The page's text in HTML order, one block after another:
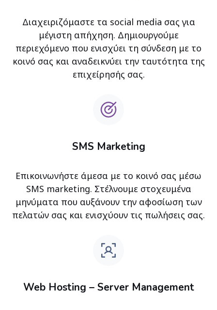
Διαχειριζόμαστε τα social media σας για
μέγιστη απήχηση. Δημιουργούμε
περιεχόμενο που ενισχύει τη σύνδεση με το
κοινό σας και αναδεικνύει την ταυτότητα της
επιχείρησής σας.
SMS Marketing
Επικοινωνήστε άμεσα με το κοινό σας μέσω
SMS marketing. Στέλνουμε στοχευμένα
μηνύματα που αυξάνουν την αφοσίωση των
πελατών σας και ενισχύουν τις πωλήσεις σας.
Web Hosting – Server Management